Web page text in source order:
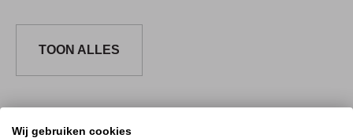
TOON ALLES
Wij gebruiken cookies